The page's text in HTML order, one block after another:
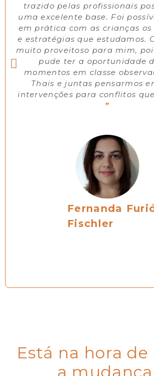
trazido pelas profissionais
uma excelente base. Foi
em prática com as crianças os
e estratégias que estudamos.
muito proveitoso para mim,
pude ter a oportunidade
momentos em classe
Thais e juntas pensarmos
intervenções para conflitos
”
Fernanda
Fischler
Está na hora
a